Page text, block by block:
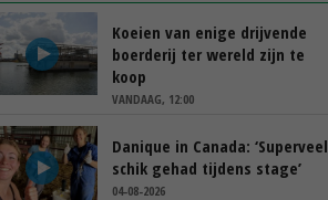
Koeien van enige drijvende
boerderij ter wereld zijn te
koop
VANDAAG, 12:00
Danique in Canada: ‘Superveel
schik gehad tijdens stage’
04-08-2026